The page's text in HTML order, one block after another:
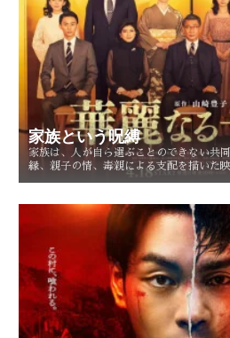
家族という呪縛
家族は、人が自ら選ぶことのできない共
縁、親子の情、毒親による支配を描いた